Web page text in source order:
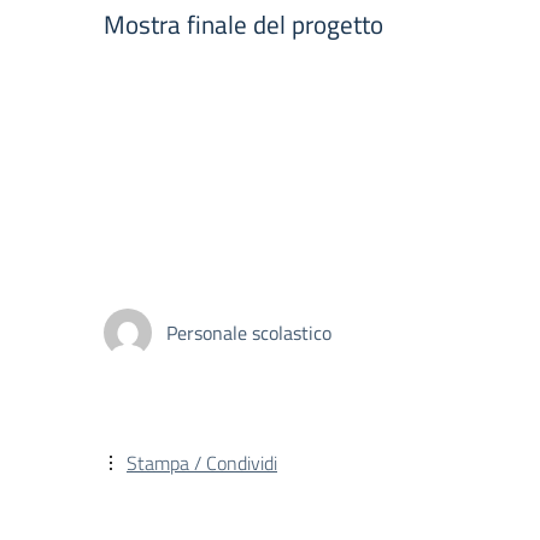
Mostra finale del progetto
Personale scolastico
Stampa / Condividi